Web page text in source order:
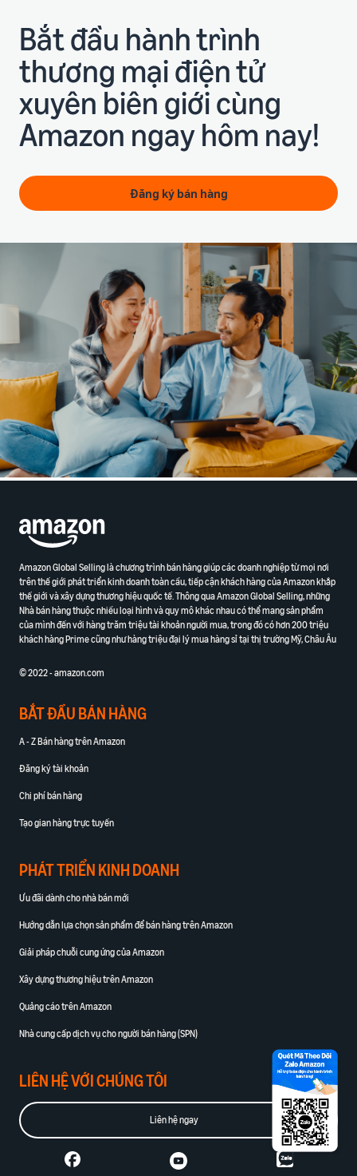
Bắt đầu hành trình
thương mại điện tử
xuyên biên giới cùng
Amazon ngay hôm nay!
Đăng ký bán hàng
Amazon Global Selling là chương trình bán hàng giúp các doanh nghiệp từ mọi nơi
trên thế giới phát triển kinh doanh toàn cầu, tiếp cận khách hàng của Amazon khắp
thế giới và xây dựng thương hiệu quốc tế. Thông qua Amazon Global Selling, những
Nhà bán hàng thuộc nhiều loại hình và quy mô khác nhau có thể mang sản phẩm
của mình đến với hàng trăm triệu tài khoản người mua, trong đó có hơn 200 triệu
khách hàng Prime cũng như hàng triệu đại lý mua hàng sỉ tại thị trường Mỹ, Châu Âu
© 2022 - amazon.com
BẮT ĐẦU BÁN HÀNG
A - Z Bán hàng trên Amazon
Đăng ký tài khoản
Chi phí bán hàng
Tạo gian hàng trực tuyến
PHÁT TRIỂN KINH DOANH
Ưu đãi dành cho nhà bán mới
Hướng dẫn lựa chọn sản phẩm để bán hàng trên Amazon
Giải pháp chuỗi cung ứng của Amazon
Xây dựng thương hiệu trên Amazon
Quảng cáo trên Amazon
Nhà cung cấp dịch vụ cho người bán hàng (SPN)
LIÊN HỆ VỚI CHÚNG TÔI
Liên hệ ngay